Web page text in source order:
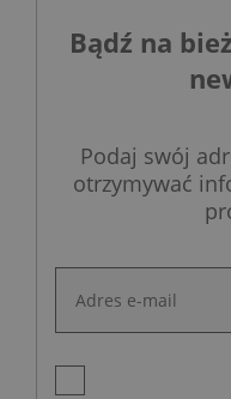
Bądź na
Podaj swój
otrzymywać